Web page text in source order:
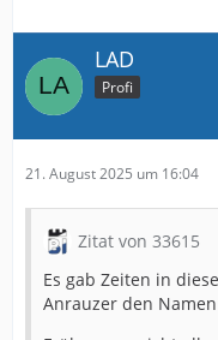
LAD
Profi
21. August 2025 um 16:04
Zitat von 33615
Es gab Zeiten in
Anrauzer den